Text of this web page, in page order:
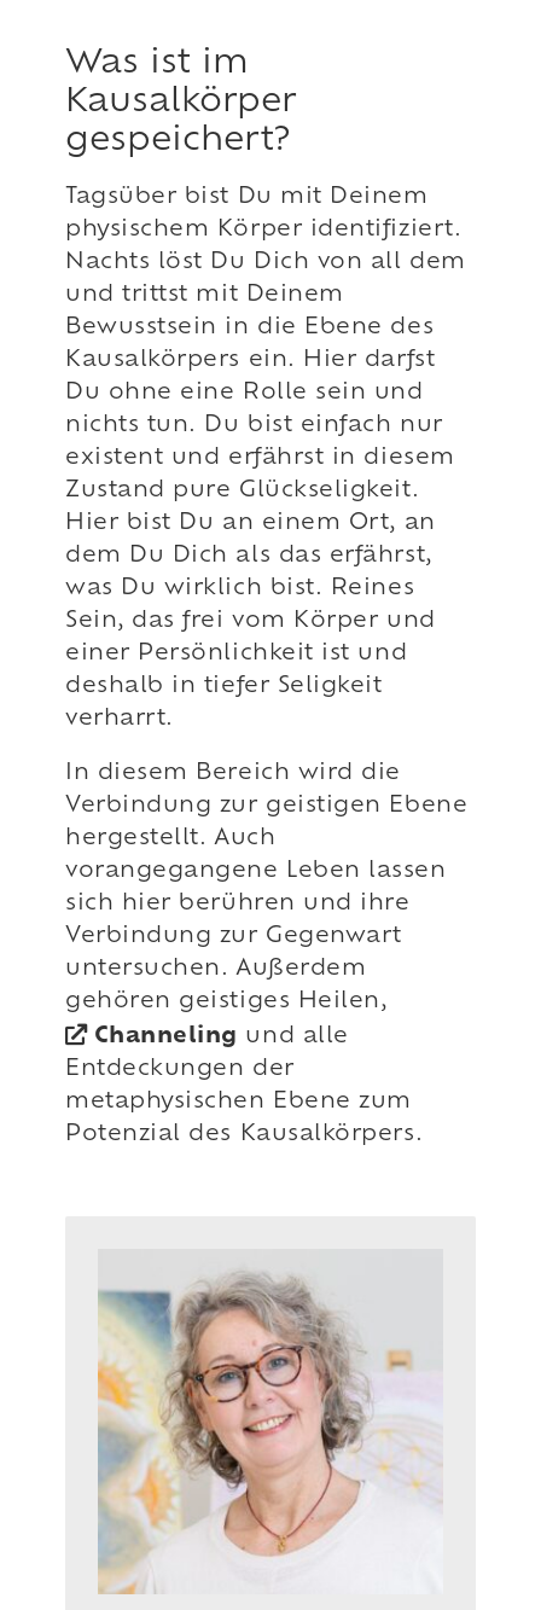
Was ist im
Kausalkörper
gespeichert?
Tagsüber bist Du mit Deinem
physischem Körper identifiziert.
Nachts löst Du Dich von all dem
und trittst mit Deinem
Bewusstsein in die Ebene des
Kausalkörpers ein. Hier darfst
Du ohne eine Rolle sein und
nichts tun. Du bist einfach nur
existent und erfährst in diesem
Zustand pure Glückseligkeit.
Hier bist Du an einem Ort, an
dem Du Dich als das erfährst,
was Du wirklich bist. Reines
Sein, das frei vom Körper und
einer Persönlichkeit ist und
deshalb in tiefer Seligkeit
verharrt.
In diesem Bereich wird die
Verbindung zur geistigen Ebene
hergestellt. Auch
vorangegangene Leben lassen
sich hier berühren und ihre
Verbindung zur Gegenwart
untersuchen. Außerdem
gehören geistiges Heilen,
Channeling und alle
Entdeckungen der
metaphysischen Ebene zum
Potenzial des Kausalkörpers.